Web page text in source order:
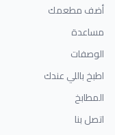
أضف مطعمك
مساعدة
الوصفات
اطبخ باللي عندك
المطابخ
اتصل بنا